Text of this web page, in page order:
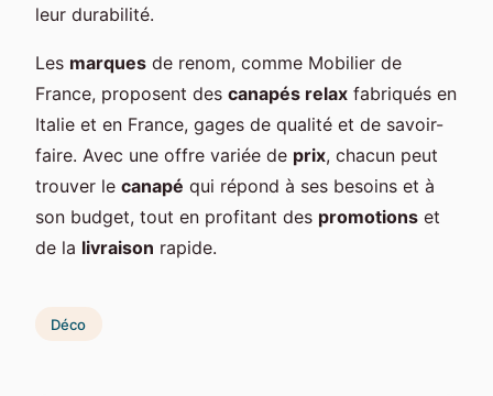
leur durabilité.
Les marques de renom, comme Mobilier de
France, proposent des canapés relax fabriqués en
Italie et en France, gages de qualité et de savoir-
faire. Avec une offre variée de prix, chacun peut
trouver le canapé qui répond à ses besoins et à
son budget, tout en profitant des promotions et
de la livraison rapide.
Déco